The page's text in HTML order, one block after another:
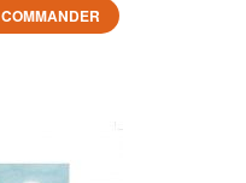
COMMANDER